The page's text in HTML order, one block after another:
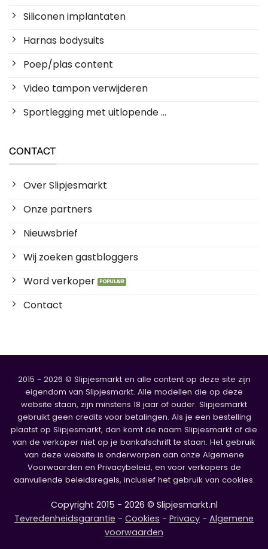
Siliconen implantaten
Harnas bodysuits
Poep/plas content
Video tampon verwijderen
Sportlegging met uitlopende ...
CONTACT
Over Slipjesmarkt
Onze partners
Nieuwsbrief
Wij zoeken gastbloggers
Word verkoper
Contact
2015 - 2026 © Slipjesmarkt en alle content op deze site zijn
eigendom van Slipjesmarkt. Alle modellen die op deze
website staan, zijn minstens 18 jaar of ouder. Slipjesmarkt
gebruikt geen credits voor betalingen. Als je een bestelling
plaatst op Slipjesmarkt, dan komt de naam Slipjesmarkt of die
van de verkoper niet op je bankafschrift te staan. Het gebruik
van deze website is onderworpen aan onze Algemene
Voorwaarden en Privacybeleid, en voor verkopers de
aanvullende beleidsregels, inclusief het gebruik van cookies.
Copyright 2015 - 2026 © Slipjesmarkt.nl
Tevredenheidsgarantie - Cookies - Privacy - Algemene
voorwaarden